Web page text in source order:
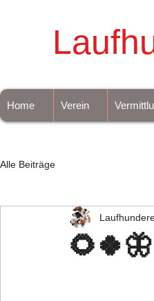
Home Verein
Alle Beiträge